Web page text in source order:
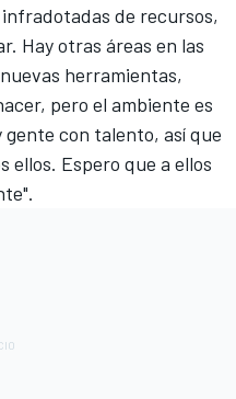
de recursos,
Hay otras áreas en las
herramientas,
pero el ambiente es
gente con talento, así que
Espero que a ellos